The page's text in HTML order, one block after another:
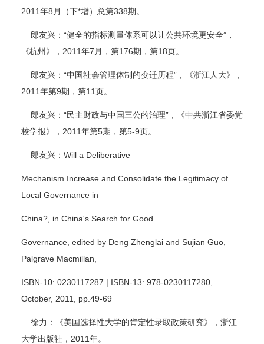
2011年8月（下*增）总第338期。
郎友兴：“健全的指标测量体系可以让公共环境更安全”，
《杭州》，2011年7月，第176期，第18页。
郎友兴：“中国社会管理体制的变迁历程”，《浙江人大》，
2011年第9期，第11页。
郎友兴：“民主财政与中国三公的治理”，《中共浙江省委党
校学报》，2011年第5期，第5-9页。
郎友兴：Will a Deliberative
Mechanism Increase and Consolidate the Legitimacy of
Local Governance in
China?, in China's Search for Good
Governance, edited by Deng Zhenglai and Sujian Guo,
Palgrave Macmillan,
ISBN-10: 0230117287 | ISBN-13: 978-0230117280,
October, 2011, pp.49-69
徐力：《美国选择性大学的肯定性录取政策研究》，浙江
大学出版社，2011年。